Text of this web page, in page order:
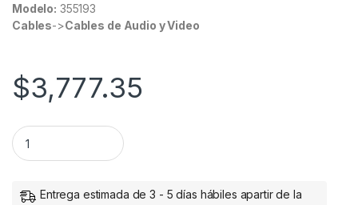
Modelo: 355193
Cables->Cables de Audio y Video
$3,777.35
CABLE HDMI FIBRA OPTICA M-M 4K 60HZ 30.0M
Entrega estimada de 3 - 5 días hábiles apartir de la